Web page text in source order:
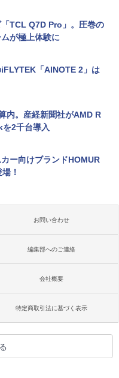
TCL Q7D Pro」。圧巻の
が極上体験に
「AINOTE 2」は
内。産経新聞社がAMD R
2千台導入
ー向けブランドHOMUR
！
お問い合わせ
編集部へのご連絡
会社概要
特定商取引法に基づく表示